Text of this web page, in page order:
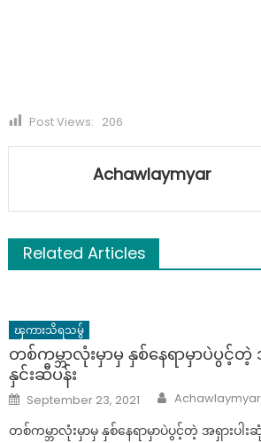
Post Views: 206
Achawlaymyar
Related Articles
ၾကားသိရသမွ်
တစ်ကမ္ဘာလုံးမှာမှ နှစ်နေရာမှာပဲပွင့်တဲ့
နှင်းဆီပန်း
Posted
on
September 23, 2021 Author
Achawlaymyar
တစ်ကမ္ဘာလုံးမှာမှ နှစ်နေရာမှာပဲပွင့်တဲ့ အရှားပါး